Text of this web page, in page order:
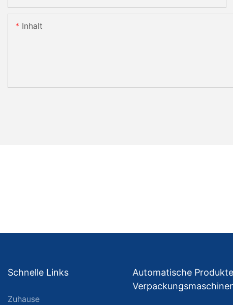
Inhalt
Schnelle Links
Zuhause
Automatische